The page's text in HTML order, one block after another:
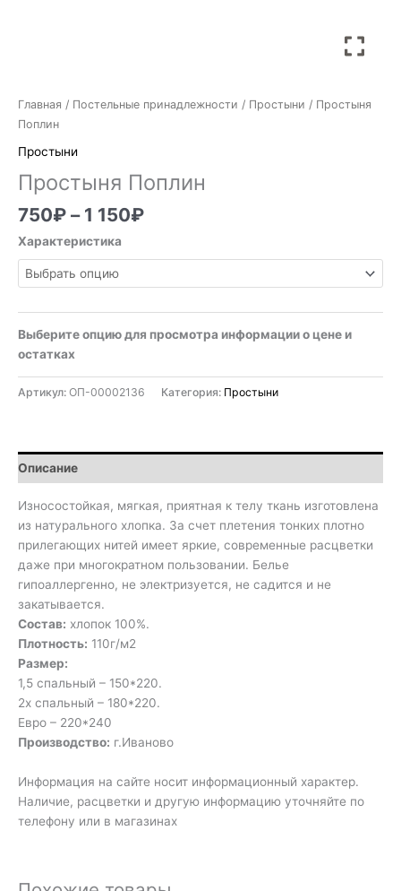
Главная / Постельные принадлежности / Простыни / Простыня
Поплин
Простыни
Простыня Поплин
750₽ – 1 150₽
Характеристика
Выберите опцию для просмотра информации о цене и
остатках
Артикул: ОП-00002136 Категория: Простыни
Описание
Износостойкая, мягкая, приятная к телу ткань изготовлена
из натурального хлопка. За счет плетения тонких плотно
прилегающих нитей имеет яркие, современные расцветки
даже при многократном пользовании. Белье
гипоаллергенно, не электризуется, не садится и не
закатывается.
Состав: хлопок 100%.
Плотность: 110г/м2
Размер:
1,5 спальный – 150*220.
2х спальный – 180*220.
Евро – 220*240
Производство: г.Иваново
Информация на сайте носит информационный характер.
Наличие, расцветки и другую информацию уточняйте по
телефону или в магазинах